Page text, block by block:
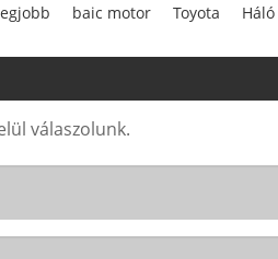
baic motor Toyota Háló
válaszolunk.